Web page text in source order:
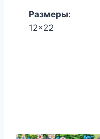
Размеры:
12x22